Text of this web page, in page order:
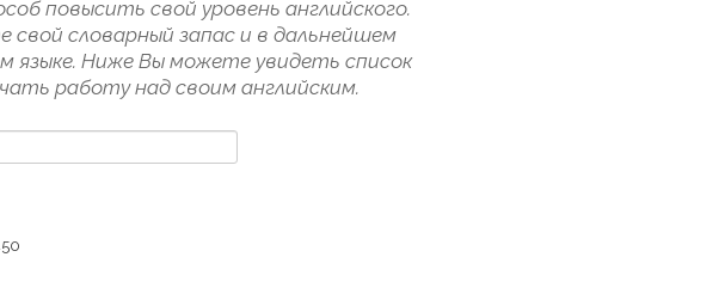
повысить свой уровень английского.
словарный запас и в дальнейшем
языке. Ниже Вы можете увидеть список
работу над своим английским.